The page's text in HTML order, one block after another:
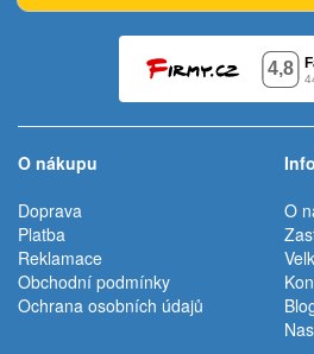
O nákupu
Doprava
Platba
Reklamace
Obchodní podmínky
Ochrana osobních údajů
O